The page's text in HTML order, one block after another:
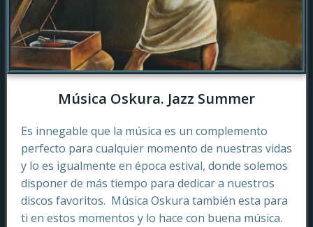
Música Oskura. Jazz Summer
Es innegable que la música es un complemento
perfecto para cualquier momento de nuestras vidas
y lo es igualmente en época estival, donde solemos
disponer de más tiempo para dedicar a nuestros
discos favoritos. Música Oskura también esta para
ti en estos momentos y lo hace con buena música.